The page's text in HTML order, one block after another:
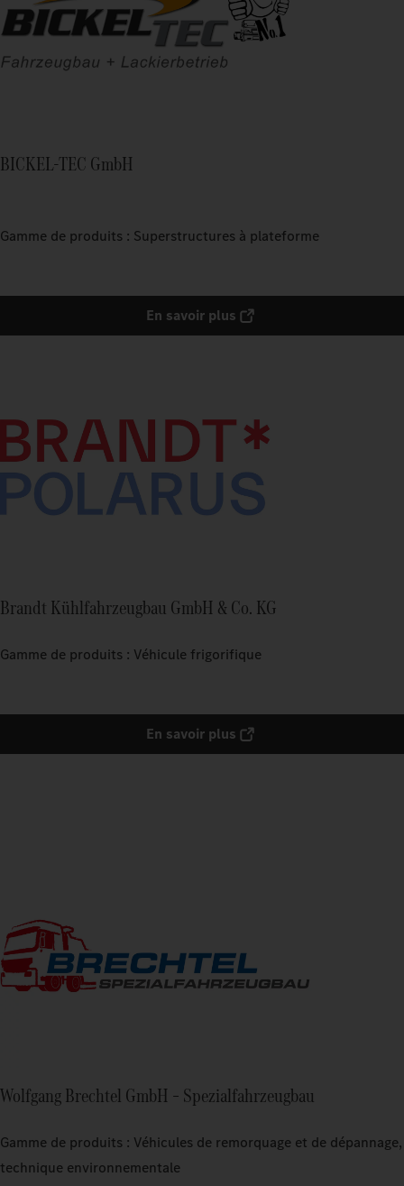
BICKEL-TEC GmbH
Gamme de produits : Superstructures à plateforme
En savoir plus
Brandt Kühlfahrzeugbau GmbH & Co. KG
Gamme de produits : Véhicule frigorifique
En savoir plus
Wolfgang Brechtel GmbH – Spezialfahrzeugbau
Gamme de produits : Véhicules de remorquage et de dépannage,
technique environnementale